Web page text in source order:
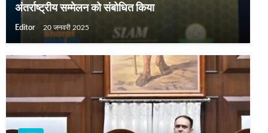
अंतर्राष्ट्रीय सम्मेलन को संबोधित किया
Editor 20 जनवरी 2025